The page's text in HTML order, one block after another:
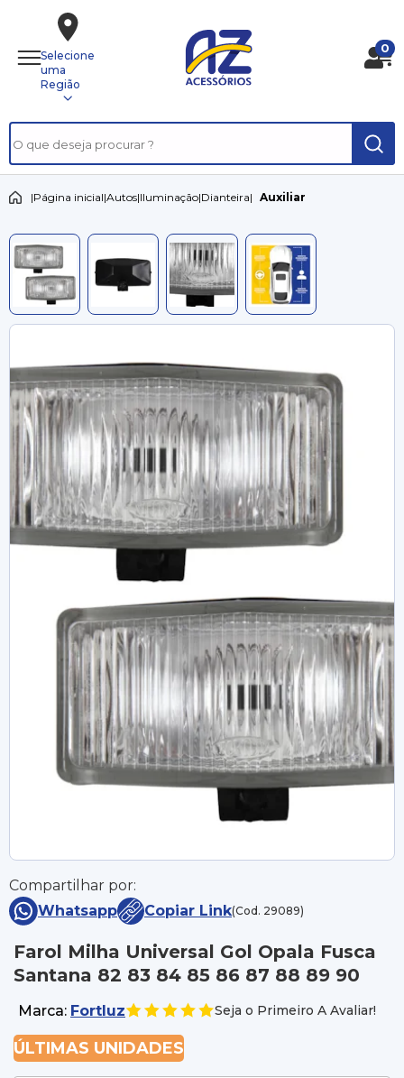
Selecione
uma
Região
0
|Página inicial|Autos|Iluminação|Dianteira| Auxiliar
Compartilhar por:
Whatsapp
Copiar Link(Cod. 29089)
Farol Milha Universal Gol Opala Fusca
Santana 82 83 84 85 86 87 88 89 90
Marca: Fortluz Seja o Primeiro A Avaliar!
ÚLTIMAS UNIDADES